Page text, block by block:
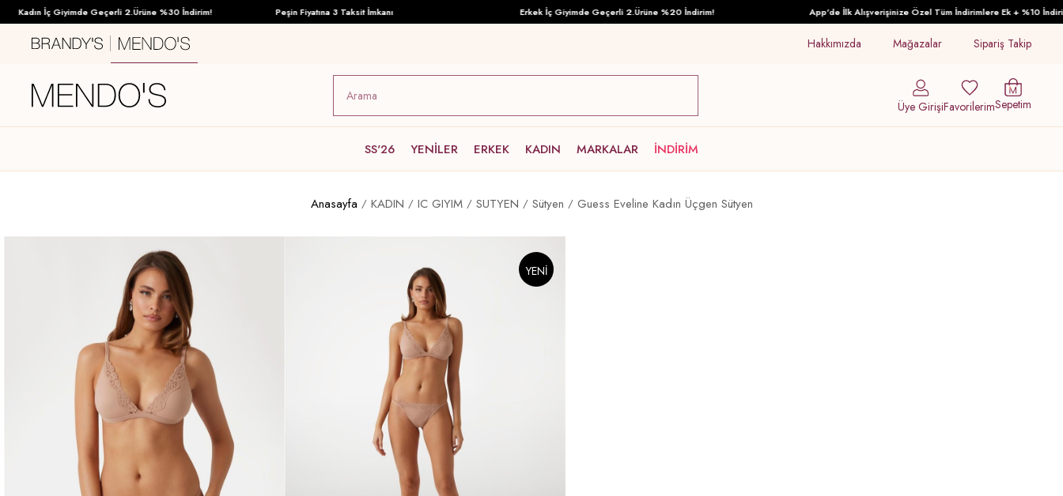
İç Giyimde Geçerli 2.Ürüne %30 İndirim! Peşin Fiyatına 3 Taksit İmkanı Erkek İç Giyimde Geçerli 2.Ürüne %20 İndirim! App'de İlk Alışverişinize Özel Tüm İndirimlere Ek + %10 İndirim!
Hakkımızda Mağazalar Sipariş Takip
Üye GirişiFavorilerimSepetim
SS'26 YENİLER ERKEK KADIN MARKALAR İNDİRİM
Anasayfa KADIN IC GIYIM SUTYEN Sütyen Guess Eveline Kadın Üçgen Sütyen
YENI